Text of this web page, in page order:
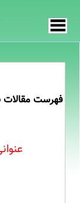
فهرست مقالات